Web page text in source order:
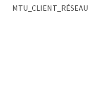
MTU_CLIENT_RÉSEAU